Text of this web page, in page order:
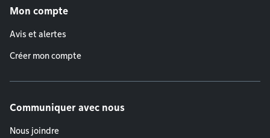
Mon compte
Avis et alertes
Créer mon compte
Communiquer avec nous
Nous joindre